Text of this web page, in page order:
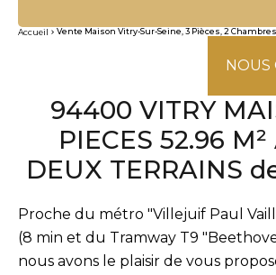
Accueil Vente Maison Vitry-Sur-Seine, 3 Pièces, 2 Chambres,
NOUS
94400 VITRY
PIECES 52.96 M²
DEUX TERRAINS
Proche du métro "Villejuif Paul
(8 min et du Tramway T9
nous avons le plaisir de vous